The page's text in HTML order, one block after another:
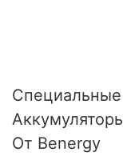
От Benergy